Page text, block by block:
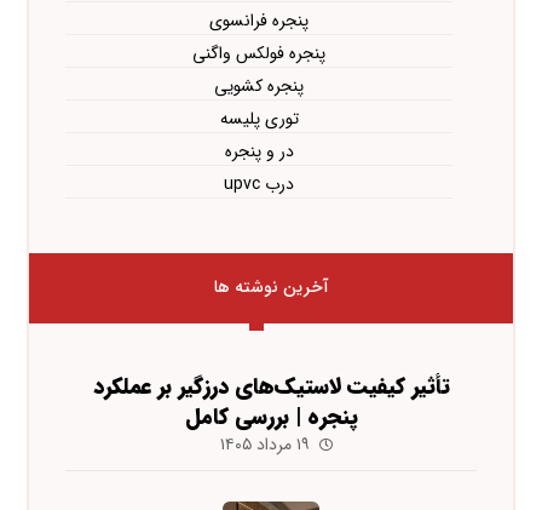
پنجره فرانسوی
پنجره فولکس واگنی
پنجره کشویی
توری پلیسه
در و پنجره
درب upvc
آخرین نوشته ها
تأثیر کیفیت لاستیک‌های درزگیر بر عملکرد
پنجره | بررسی کامل
۱۹ مرداد ۱۴۰۵